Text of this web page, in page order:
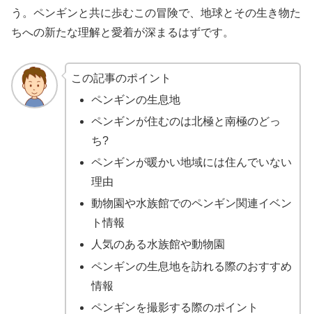
う。ペンギンと共に歩むこの冒険で、地球とその生き物た
ちへの新たな理解と愛着が深まるはずです。
この記事のポイント
ペンギンの生息地
ペンギンが住むのは北極と南極のどっ
ち?
ペンギンが暖かい地域には住んでいない
理由
動物園や水族館でのペンギン関連イベン
ト情報
人気のある水族館や動物園
ペンギンの生息地を訪れる際のおすすめ
情報
ペンギンを撮影する際のポイント